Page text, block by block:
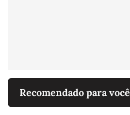
Recomendado para você